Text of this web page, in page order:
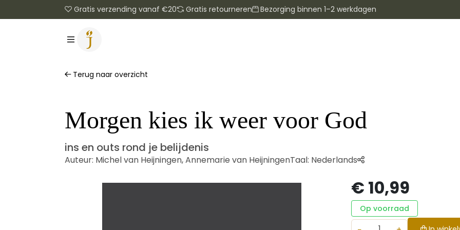
Gratis verzending vanaf €20 Gratis retourneren Bezorging binnen 1–2 werkdagen
Terug naar overzicht
Morgen kies ik weer voor God
ins en outs rond je belijdenis
Auteur: Michel van Heijningen,Annemarie van HeijningenTaal: Nederlands
€ 10,99
Op voorraad